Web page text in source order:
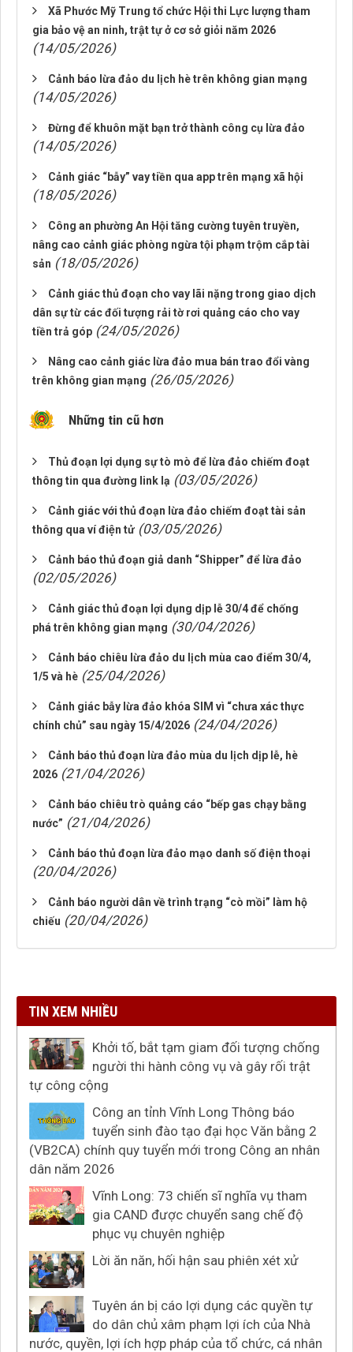
Xã Phước Mỹ Trung tổ chức Hội thi Lực lượng tham
gia bảo vệ an ninh, trật tự ở cơ sở giỏi năm 2026
(14/05/2026)
Cảnh báo lừa đảo du lịch hè trên không gian mạng
(14/05/2026)
Đừng để khuôn mặt bạn trở thành công cụ lừa đảo
(14/05/2026)
Cảnh giác “bẫy” vay tiền qua app trên mạng xã hội
(18/05/2026)
Công an phường An Hội tăng cường tuyên truyền,
nâng cao cảnh giác phòng ngừa tội phạm trộm cắp tài
sản (18/05/2026)
Cảnh giác thủ đoạn cho vay lãi nặng trong giao dịch
dân sự từ các đối tượng rải tờ rơi quảng cáo cho vay
tiền trả góp (24/05/2026)
Nâng cao cảnh giác lừa đảo mua bán trao đổi vàng
trên không gian mạng (26/05/2026)
Những tin cũ hơn
Thủ đoạn lợi dụng sự tò mò để lừa đảo chiếm đoạt
thông tin qua đường link lạ (03/05/2026)
Cảnh giác với thủ đoạn lừa đảo chiếm đoạt tài sản
thông qua ví điện tử (03/05/2026)
Cảnh báo thủ đoạn giả danh “Shipper” để lừa đảo
(02/05/2026)
Cảnh giác thủ đoạn lợi dụng dịp lễ 30/4 để chống
phá trên không gian mạng (30/04/2026)
Cảnh báo chiêu lừa đảo du lịch mùa cao điểm 30/4,
1/5 và hè (25/04/2026)
Cảnh giác bẫy lừa đảo khóa SIM vì “chưa xác thực
chính chủ” sau ngày 15/4/2026 (24/04/2026)
Cảnh báo thủ đoạn lừa đảo mùa du lịch dịp lễ, hè
2026 (21/04/2026)
Cảnh báo chiêu trò quảng cáo “bếp gas chạy bằng
nước” (21/04/2026)
Cảnh báo thủ đoạn lừa đảo mạo danh số điện thoại
(20/04/2026)
Cảnh báo người dân về trình trạng “cò mồi” làm hộ
chiếu (20/04/2026)
TIN XEM NHIỀU
Khởi tố, bắt tạm giam đối tượng chống
người thi hành công vụ và gây rối trật
tự công cộng
Công an tỉnh Vĩnh Long Thông báo
tuyển sinh đào tạo đại học Văn bằng 2
(VB2CA) chính quy tuyển mới trong Công an nhân
dân năm 2026
Vĩnh Long: 73 chiến sĩ nghĩa vụ tham
gia CAND được chuyển sang chế độ
phục vụ chuyên nghiệp
Lời ăn năn, hối hận sau phiên xét xử
Tuyên án bị cáo lợi dụng các quyền tự
do dân chủ xâm phạm lợi ích của Nhà
nước, quyền, lợi ích hợp pháp của tổ chức, cá nhân